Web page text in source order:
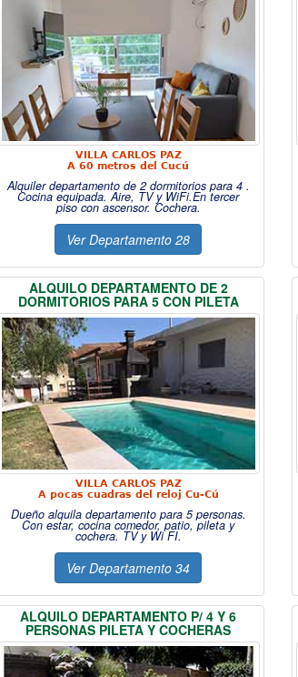
VILLA CARLOS PAZ
A 60 metros del Cucú
Alquiler departamento de 2 dormitorios para 4 .
Cocina equipada. Aire, TV y WiFi.En tercer
piso con ascensor. Cochera.
Ver Departamento 28
ALQUILO DEPARTAMENTO DE 2
DORMITORIOS PARA 5 CON PILETA
VILLA CARLOS PAZ
A pocas cuadras del reloj Cu-Cú
Dueño alquila departamento para 5 personas.
Con estar, cocina comedor, patio, pileta y
cochera. TV y Wi FI.
Ver Departamento 34
ALQUILO DEPARTAMENTO P/ 4 Y 6
PERSONAS PILETA Y COCHERAS